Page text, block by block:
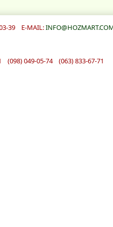
39 E-MAIL:
(098) 049-05-74 (063) 833-67-71